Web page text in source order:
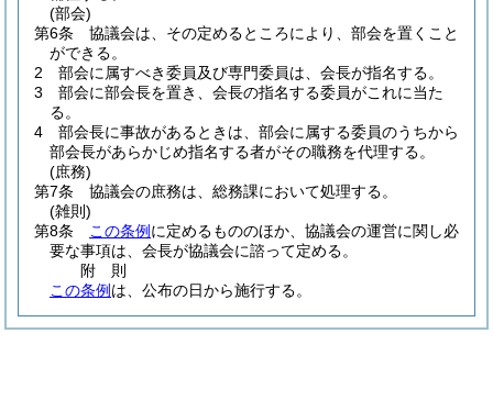
(部会)
第6条
協議会は、その定めるところにより、部会を置くこと
ができる。
2
部会に属すべき委員及び専門委員は、会長が指名する。
3
部会に部会長を置き、会長の指名する委員がこれに当た
る。
4
部会長に事故があるときは、部会に属する委員のうちから
部会長があらかじめ指名する者がその職務を代理する。
(庶務)
第7条
協議会の庶務は、総務課において処理する。
(雑則)
第8条
この条例 に定めるもののほか、協議会の運営に関し必
要な事項は、会長が協議会に諮って定める。
附 則
この条例 は、公布の日から施行する。